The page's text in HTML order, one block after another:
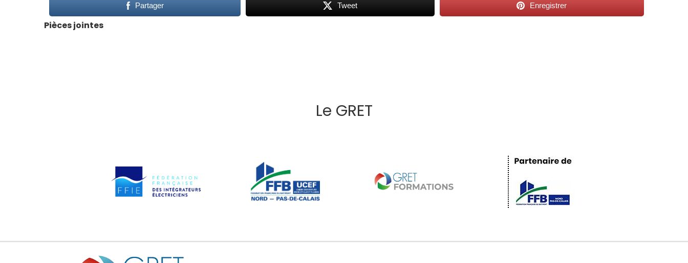
Partager Tweet Enregistrer
Pièces jointes
Le GRET